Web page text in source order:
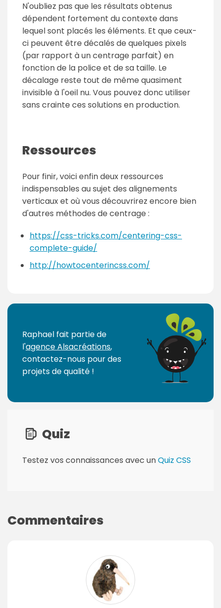
N'oubliez pas que les résultats obtenus
dépendent fortement du contexte dans
lequel sont placés les éléments. Et que ceux-
ci peuvent être décalés de quelques pixels
(par rapport à un centrage parfait) en
fonction de la police et de sa taille. Le
décalage reste tout de même quasiment
invisible à l'oeil nu. Vous pouvez donc utiliser
sans crainte ces solutions en production.
Ressources
Pour finir, voici enfin deux ressources
indispensables au sujet des alignements
verticaux et où vous découvrirez encore bien
d'autres méthodes de centrage :
https://css-tricks.com/centering-css-
complete-guide/
http://howtocenterincss.com/
P
Raphael fait partie de
l'agence Alsacréations,
contactez-nous pour des
projets de qualité !
Quiz
Testez vos connaissances avec unQuiz CSS
Commentaires